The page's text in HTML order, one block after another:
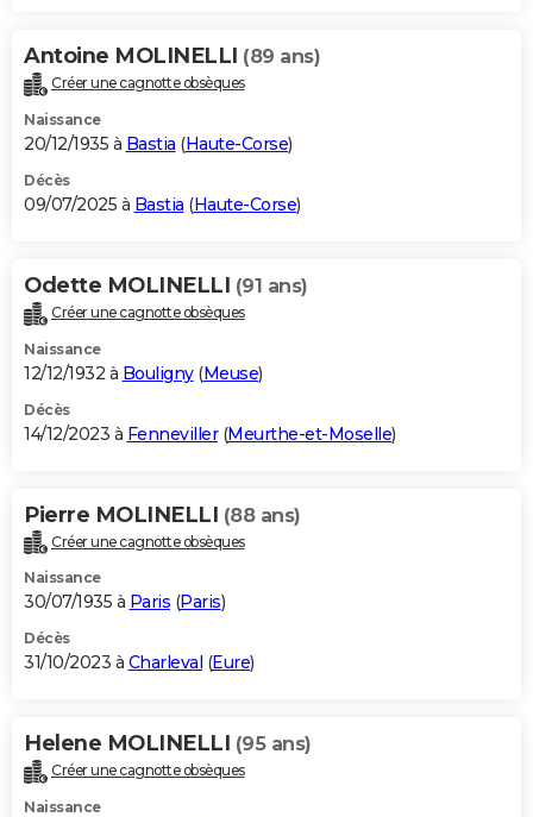
Bricolage
Lifestyle
Culture
Sport
Auto
Television
Voyage
Cinema
Antoine MOLINELLI (89 ans)
Créer une cagnotte obsèques
Naissance
20/12/1935 à Bastia (Haute-Corse)
Décès
09/07/2025 à Bastia (Haute-Corse)
Odette MOLINELLI (91 ans)
Créer une cagnotte obsèques
Naissance
12/12/1932 à Bouligny(Meuse)
Décès
14/12/2023 à Fenneviller(Meurthe-et-Moselle)
Pierre MOLINELLI (88 ans)
Créer une cagnotte obsèques
Naissance
30/07/1935 à Paris (Paris)
Décès
31/10/2023 à Charleval (Eure)
Helene MOLINELLI (95 ans)
Créer une cagnotte obsèques
Naissance